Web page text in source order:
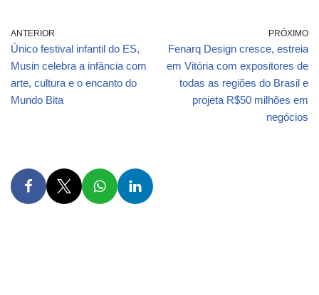
ANTERIOR
Único festival infantil do ES,
Musin celebra a infância com
arte, cultura e o encanto do
Mundo Bita
PRÓXIMO
Fenarq Design cresce, estreia
em Vitória com expositores de
todas as regiões do Brasil e
projeta R$50 milhões em
negócios